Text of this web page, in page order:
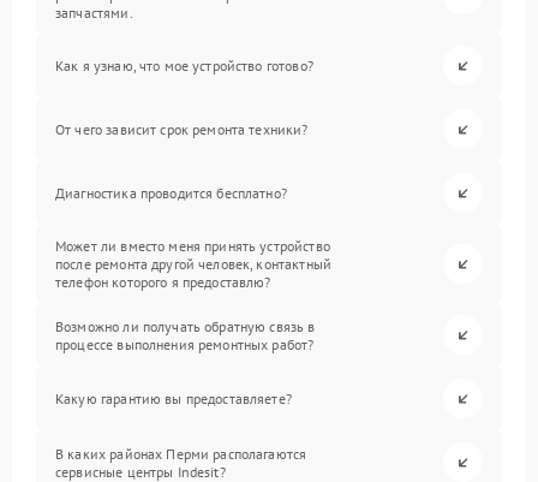
запчастями.
Как я узнаю, что мое устройство готово?
От чего зависит срок ремонта техники?
Диагностика проводится бесплатно?
Может ли вместо меня принять устройство
после ремонта другой человек, контактный
телефон которого я предоставлю?
Возможно ли получать обратную связь в
процессе выполнения ремонтных работ?
Какую гарантию вы предоставляете?
В каких районах Перми располагаются
сервисные центры Indesit?